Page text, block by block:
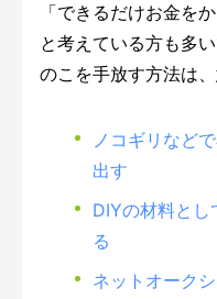
「できるだけお金を
と考えている方も多
のこを手放す方法は
ノコギリなど
出す
DIYの材料とし
る
ネットオーク